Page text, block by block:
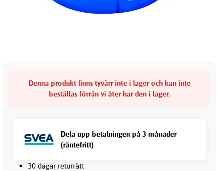
Denna produkt finns tyvärr inte i lager och kan inte
beställas förrän vi åter har den i lager.
Dela upp betalningen på 3 månader
(räntefritt)
30 dagar returrätt